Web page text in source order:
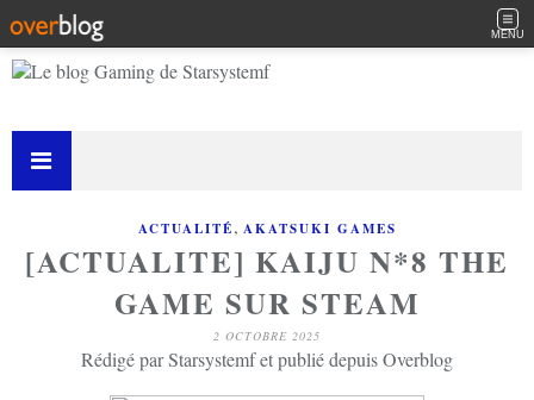
MENU
ACTUALITÉ, AKATSUKI GAMES
[ACTUALITE] KAIJU N*8 THE
GAME SUR STEAM
2 OCTOBRE 2025
Rédigé par Starsystemf et publié depuis Overblog